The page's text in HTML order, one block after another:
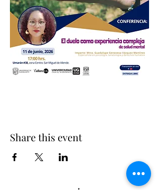
Share this event